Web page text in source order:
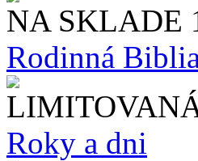
NA SKLADE
Rodinná
Roky a dni